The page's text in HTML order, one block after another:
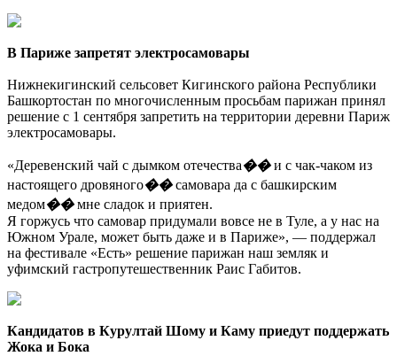
В Париже запретят электросамовары
Нижнекигинский сельсовет Кигинского района Республики
Башкортостан по многочисленным просьбам парижан принял
решение с 1 сентября запретить на территории деревни Париж
электросамовары.
«Деревенский чай с дымком отечества��и с чак-чаком из
настоящего дровяного��самовара да с башкирским
медом��мне сладок и приятен.
Я горжусь что самовар придумали вовсе не в Туле, а у нас на
Южном Урале, может быть даже и в Париже», — поддержал
на фестивале «Есть» решение парижан наш земляк и
уфимский гастропутешественник Раис Габитов.
Кандидатов в Курултай Шому и Каму приедут поддержать
Жока и Бока